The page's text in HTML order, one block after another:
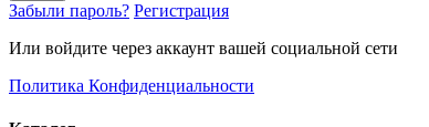
Забыли пароль? Регистрация
Или войдите через аккаунт вашей социальной сети
Политика Конфиденциальности